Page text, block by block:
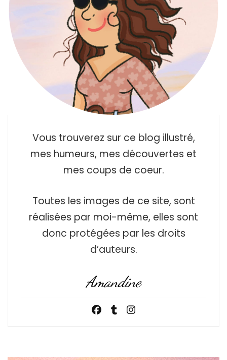
Vous trouverez sur ce blog illustré,
mes humeurs, mes découvertes et
mes coups de coeur.
Toutes les images de ce site, sont
réalisées par moi-même, elles sont
donc protégées par les droits
d’auteurs.
Amandine